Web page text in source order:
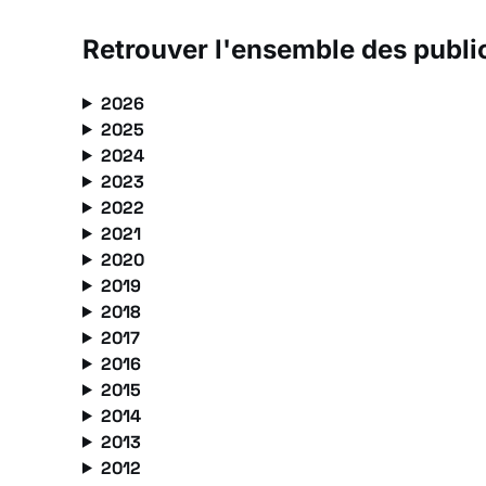
Retrouver l'ensemble des
2026
2025
2024
2023
2022
2021
2020
2019
2018
2017
2016
2015
2014
2013
2012